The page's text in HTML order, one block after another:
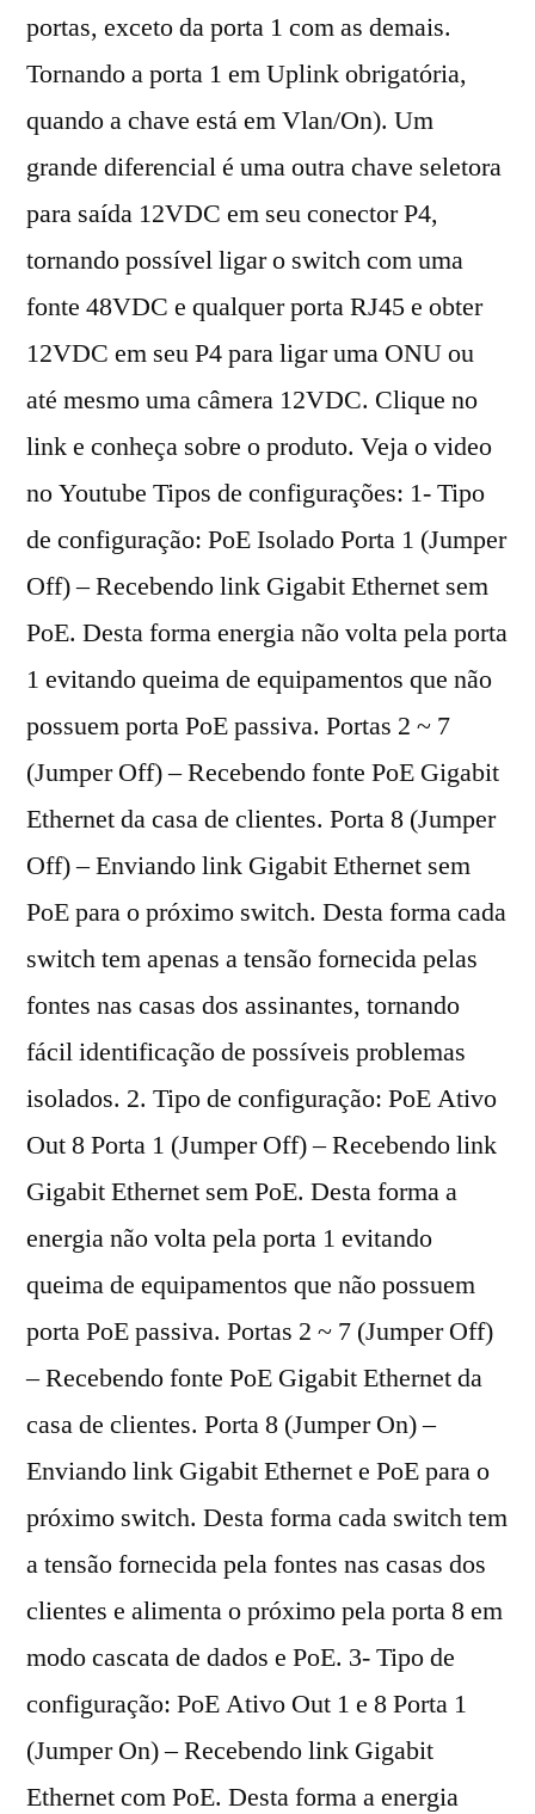
portas, exceto da porta 1 com as demais.
Tornando a porta 1 em Uplink obrigatória,
quando a chave está em Vlan/On). Um
grande diferencial é uma outra chave seletora
para saída 12VDC em seu conector P4,
tornando possível ligar o switch com uma
fonte 48VDC e qualquer porta RJ45 e obter
12VDC em seu P4 para ligar uma ONU ou
até mesmo uma câmera 12VDC. Clique no
link e conheça sobre o produto. Veja o video
no Youtube Tipos de configurações: 1- Tipo
de configuração: PoE Isolado Porta 1 (Jumper
Off) – Recebendo link Gigabit Ethernet sem
PoE. Desta forma energia não volta pela porta
1 evitando queima de equipamentos que não
possuem porta PoE passiva. Portas 2 ~ 7
(Jumper Off) – Recebendo fonte PoE Gigabit
Ethernet da casa de clientes. Porta 8 (Jumper
Off) – Enviando link Gigabit Ethernet sem
PoE para o próximo switch. Desta forma cada
switch tem apenas a tensão fornecida pelas
fontes nas casas dos assinantes, tornando
fácil identificação de possíveis problemas
isolados. 2. Tipo de configuração: PoE Ativo
Out 8 Porta 1 (Jumper Off) – Recebendo link
Gigabit Ethernet sem PoE. Desta forma a
energia não volta pela porta 1 evitando
queima de equipamentos que não possuem
porta PoE passiva. Portas 2 ~ 7 (Jumper Off)
– Recebendo fonte PoE Gigabit Ethernet da
casa de clientes. Porta 8 (Jumper On) –
Enviando link Gigabit Ethernet e PoE para o
próximo switch. Desta forma cada switch tem
a tensão fornecida pela fontes nas casas dos
clientes e alimenta o próximo pela porta 8 em
modo cascata de dados e PoE. 3- Tipo de
configuração: PoE Ativo Out 1 e 8 Porta 1
(Jumper On) – Recebendo link Gigabit
Ethernet com PoE. Desta forma a energia